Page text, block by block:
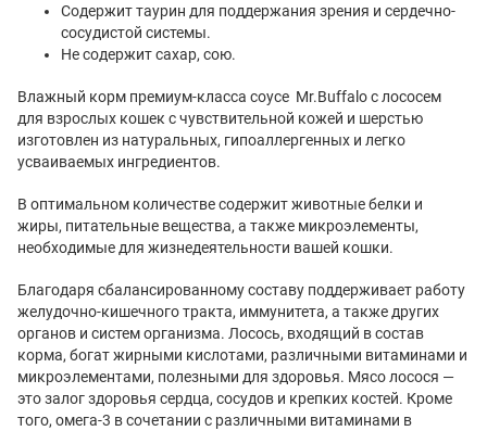
Содержит таурин для поддержания зрения и сердечно-
сосудистой системы.
Не содержит сахар, сою.
Влажный корм премиум-класса соусе Mr.Buffalo с лососем
для взрослых кошек с чувствительной кожей и шерстью
изготовлен из натуральных, гипоаллергенных и легко
усваиваемых ингредиентов.
В оптимальном количестве содержит животные белки и
жиры, питательные вещества, а также микроэлементы,
необходимые для жизнедеятельности вашей кошки.
Благодаря сбалансированному составу поддерживает работу
желудочно-кишечного тракта, иммунитета, а также других
органов и систем организма. Лосось, входящий в состав
корма, богат жирными кислотами, различными витаминами и
микроэлементами, полезными для здоровья. Мясо лосося —
это залог здоровья сердца, сосудов и крепких костей. Кроме
того, омега-3 в сочетании с различными витаминами в